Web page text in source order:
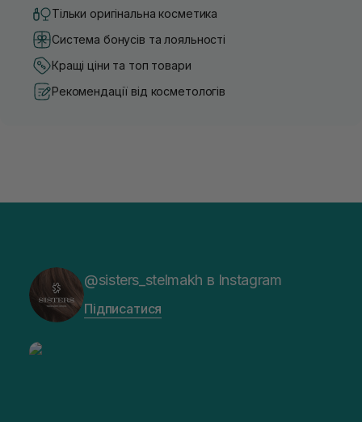
Тільки оригінальна косметика
Система бонусів та лояльності
Кращі ціни та топ товари
Рекомендації від косметологів
@sisters_stelmakh в Instagram
Підписатися